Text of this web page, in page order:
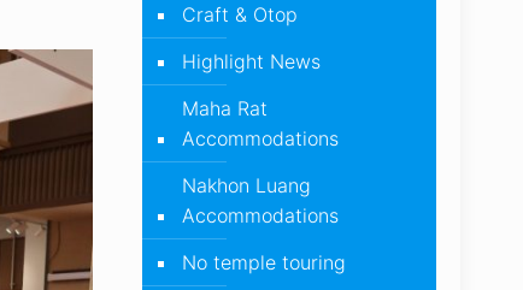
Craft & Otop
Highlight News
Maha Rat
Accommodations
Nakhon Luang
Accommodations
No temple touring